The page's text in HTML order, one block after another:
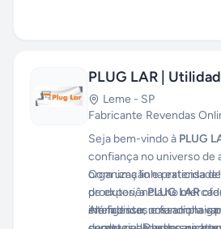
PLUG LAR |
Leme - SP
Fabricante·Revendas
Seja bem-vindo à PLUG
confiança no universo de
organização e
de experiência no
em fabricar uma ampla
Com uma linha extensa
produtos, aPLUG LAR
inteligentes e funcionais
Além disso, nossa linha